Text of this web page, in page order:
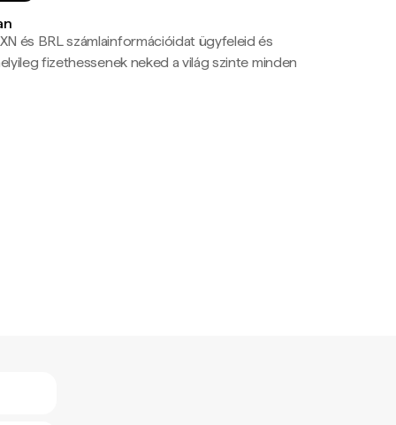
és BRL számlainformációidat ügyfeleid és
fizethessenek neked a világ szinte minden